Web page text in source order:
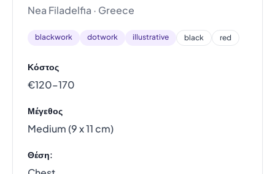
Nea Filadelfia · Greece
blackwork dotwork illustrative black red
Κόστος
€120–170
Μέγεθος
Medium (9 x 11 cm)
Θέση: